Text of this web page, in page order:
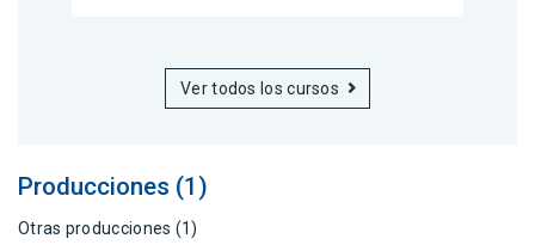
Ver todos los cursos
Producciones (1)
Otras producciones (1)